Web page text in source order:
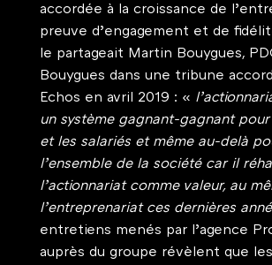
accordée à la croissance de
preuve d’engagement et de
le partageait Martin Bouygues,
Bouygues dans une tribune
Echos en avril 2019 : «
un système gagnant-gagnant
et les salariés et même au-delà
l’ensemble de la société car il
l’actionnariat comme valeur, au
l’entreprenariat ces dernières
entretiens menés par l’agence
auprès du groupe révèlent que